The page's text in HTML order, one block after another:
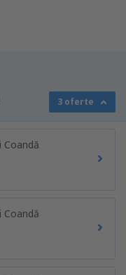
3 oferte
Coandă
Coandă